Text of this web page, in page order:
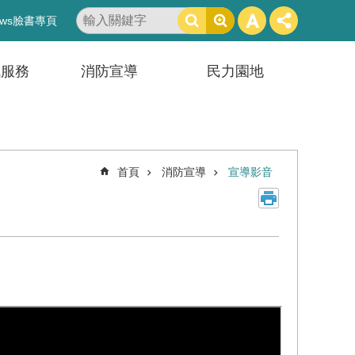
臉書專頁
搜
尋
務 消防宣導 民力園地
首頁 消防宣導 宣導影音